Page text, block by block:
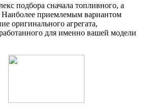
подбора сначала топливного, а
приемлемым вариантом
оригинального агрегата,
для именно вашей модели